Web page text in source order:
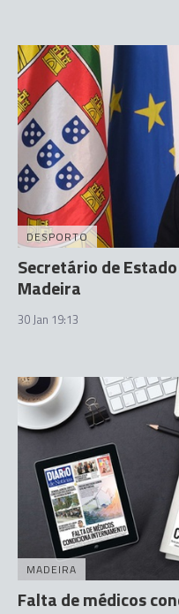
DESPORTO
Secretário de
Madeira
30 Jan 19:13
MADEIRA
Falta de médicos